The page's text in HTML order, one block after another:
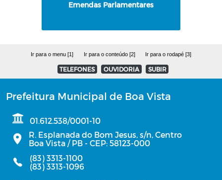
Emendas Parlamentares
Ir para o menu [1] Ir para o conteúdo [2] Ir para o rodapé [3]
TELEFONES OUVIDORIA SUBIR
Prefeitura Municipal de Boa Vista
01.612.538/0001-10
R. Esplanada do Bom Jesus, s/n, Centro
Boa Vista / PB - CEP: 58123-000
(83) 3313-1100
(83) 3313-1096